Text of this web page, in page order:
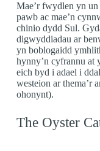
Mae’r fwydlen yn
pawb ac mae’n
chinio dydd Sul.
digwyddiadau ar
yn boblogaidd
hynny’n cyfrannu
eich byd i adael i
westeion ar thema’r
ohonynt).
The Oyster